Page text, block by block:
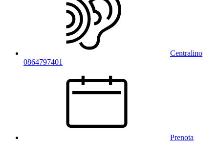
Centralino
0864797401
Prenota